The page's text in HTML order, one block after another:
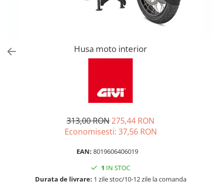
Husa moto interior
313,00 RON275,44 RON
Economisesti: 37,56 RON
EAN: 8019606406019
1 IN STOC
Durata de livrare: 1 zile stoc/10-12 zile la comanda